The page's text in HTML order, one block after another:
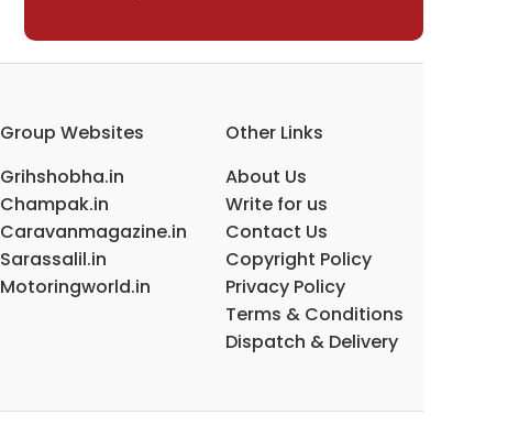
Group Websites
Grihshobha.in
Champak.in
Caravanmagazine.in
Sarassalil.in
Motoringworld.in
Other Links
About Us
Write for us
Contact Us
Copyright Policy
Privacy Policy
Terms & Conditions
Dispatch & Delivery